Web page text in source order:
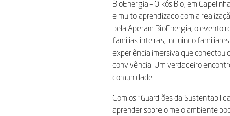
BioEnergia – Oikós Bio, em
e muito aprendizado com a
pela Aperam BioEnergia, o evento
famílias inteiras, incluindo
experiência imersiva que conectou
convivência. Um verdadeiro
comunidade.
Com os “Guardiões da
aprender sobre o meio ambiente